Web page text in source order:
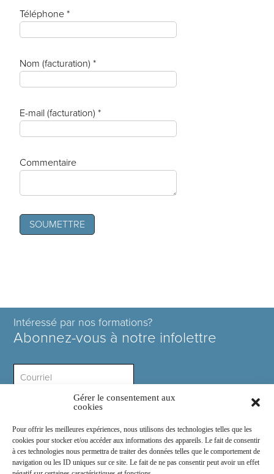
Gérer le consentement aux
cookies
Pour offrir les meilleures expériences, nous utilisons des technologies telles que les
cookies pour stocker et/ou accéder aux informations des appareils. Le fait de consentir
à ces technologies nous permettra de traiter des données telles que le comportement de
navigation ou les ID uniques sur ce site. Le fait de ne pas consentir peut avoir un effet
Téléphone *
Nom (facturation) *
E-mail (facturation) *
Commentaire
Intéressé par nos formations?
Abonnez-vous à notre infolettre